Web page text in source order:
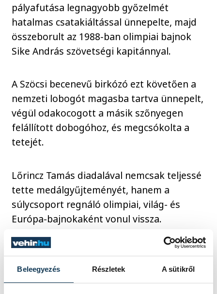
Beleegyezés Részletek A sütikről
pályafutása legnagyobb győzelmét
hatalmas csatakiáltással ünnepelte, majd
összeborult az 1988-ban olimpiai bajnok
Sike András szövetségi kapitánnyal.
A Szöcsi becenevű birkózó ezt követően a
nemzeti lobogót magasba tartva ünnepelt,
végül odakocogott a másik szőnyegen
felállított dobogóhoz, és megcsókolta a
tetejét.
Lőrincz Tamás diadalával nemcsak teljessé
tette medálgyűjteményét, hanem a
súlycsoport regnáló olimpiai, világ- és
Európa-bajnokaként vonul vissza.
Fivérével, Viktorral már háromszor - a
2014-es és 2019-es világ-, illetve a 2017-es
világversenyen dobogón, olyan viszont